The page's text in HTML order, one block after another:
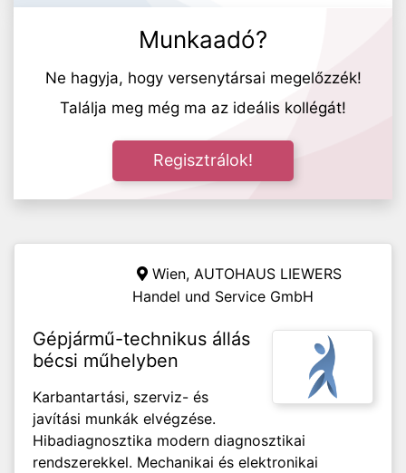
Munkaadó?
Ne hagyja, hogy versenytársai megelőzzék!
Találja meg még ma az ideális kollégát!
Regisztrálok!
Wien, AUTOHAUS LIEWERS
Handel und Service GmbH
Gépjármű-technikus állás
bécsi műhelyben
Karbantartási, szerviz- és
javítási munkák elvégzése.
Hibadiagnosztika modern diagnosztikai
rendszerekkel. Mechanikai és elektronikai